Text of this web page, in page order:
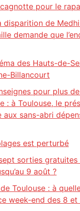
pour le
disparition de
demande que
des Hauts-de-
Billancourt
pour plus
: à Toulouse, le
aux sans-abri
est perturbé
sorties gratuites
9 août ?
Toulouse : à
week-end des 8 et